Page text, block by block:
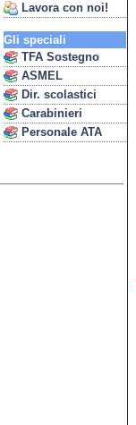
Lavora con noi!
Gli speciali
TFA Sostegno
ASMEL
Dir. scolastici
Carabinieri
Personale ATA